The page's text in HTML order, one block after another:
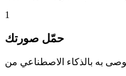
1
حمّل صورتك